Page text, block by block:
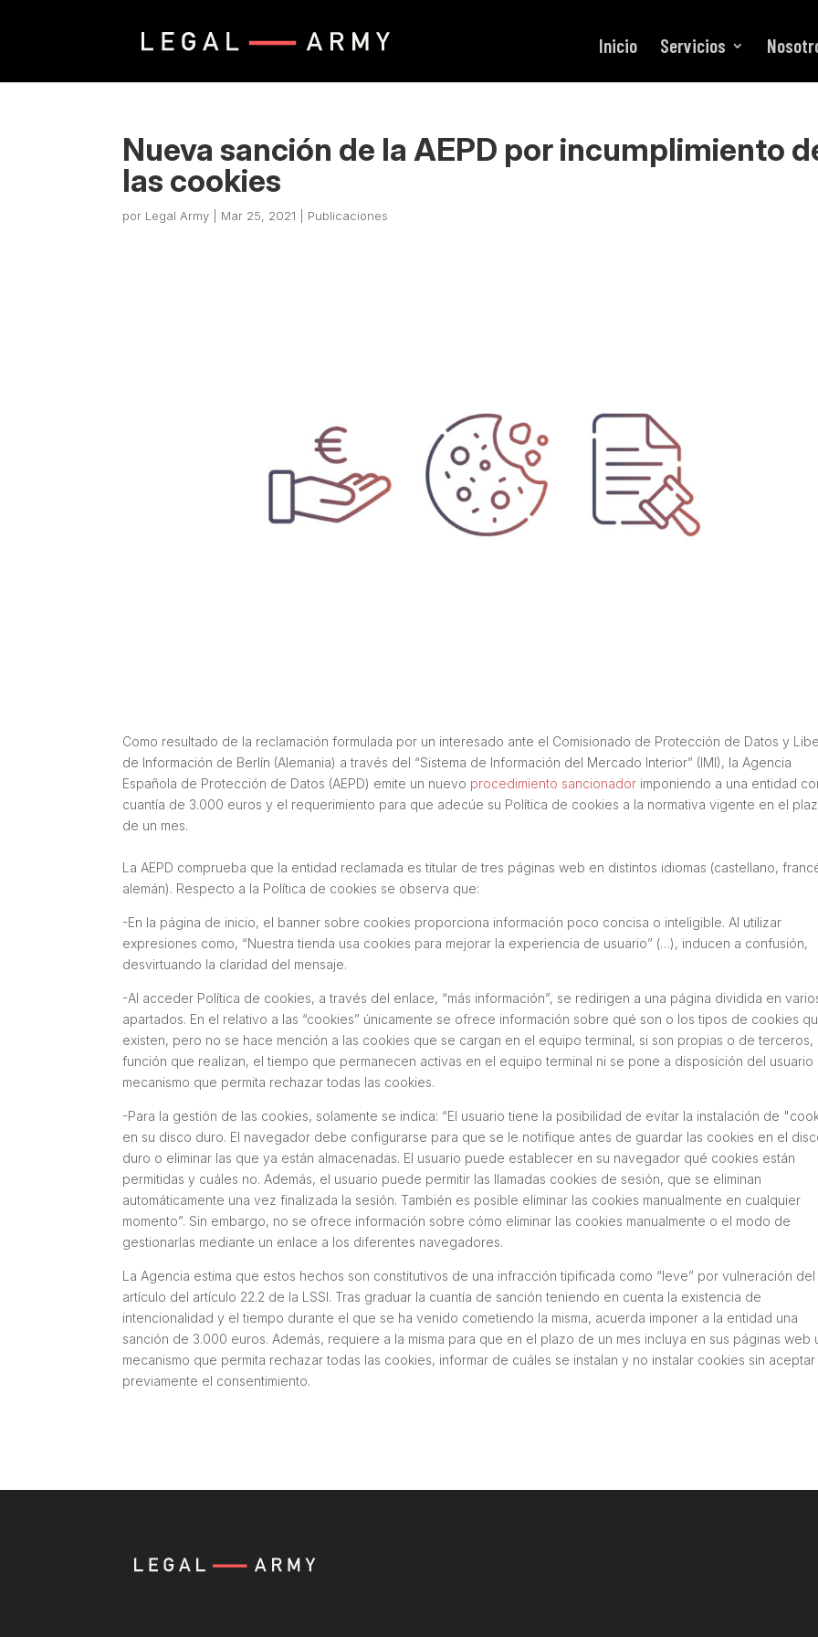
Inicio Servicios
Nueva sanción de la AEPD por incumplimiento
las cookies
por Legal Army Mar 25, 2021 Publicaciones
Como resultado de la reclamación formulada por un interesado ante el Comisionado de Protección de Datos y
de Información de Berlín (Alemania) a través del “Sistema de Información del Mercado Interior” (IMI), la Agencia
Española de Protección de Datos (AEPD) emite un nuevo procedimiento sancionador imponiendo a una entidad
cuantía de 3.000 euros y el requerimiento para que adecúe su Política de cookies a la normativa vigente en el
de un mes.
La AEPD comprueba que la entidad reclamada es titular de tres páginas web en distintos idiomas (castellano,
alemán). Respecto a la Política de cookies se observa que:
-En la página de inicio, el banner sobre cookies proporciona información poco concisa o inteligible. Al utilizar
expresiones como, “Nuestra tienda usa cookies para mejorar la experiencia de usuario” (…), inducen a confusión,
desvirtuando la claridad del mensaje.
-Al acceder Política de cookies, a través del enlace, “más información”, se redirigen a una página dividida en
apartados. En el relativo a las “cookies” únicamente se ofrece información sobre qué son o los tipos de cookies
existen, pero no se hace mención a las cookies que se cargan en el equipo terminal, si son propias o de terceros,
función que realizan, el tiempo que permanecen activas en el equipo terminal ni se pone a disposición del usuario
mecanismo que permita rechazar todas las cookies.
-Para la gestión de las cookies, solamente se indica: “El usuario tiene la posibilidad de evitar la instalación de
en su disco duro. El navegador debe configurarse para que se le notifique antes de guardar las cookies en el
duro o eliminar las que ya están almacenadas. El usuario puede establecer en su navegador qué cookies están
permitidas y cuáles no. Además, el usuario puede permitir las llamadas cookies de sesión, que se eliminan
automáticamente una vez finalizada la sesión. También es posible eliminar las cookies manualmente en cualquier
momento”. Sin embargo, no se ofrece información sobre cómo eliminar las cookies manualmente o el modo de
gestionarlas mediante un enlace a los diferentes navegadores.
La Agencia estima que estos hechos son constitutivos de una infracción tipificada como “leve” por vulneración del
artículo del artículo 22.2 de la LSSI. Tras graduar la cuantía de sanción teniendo en cuenta la existencia de
intencionalidad y el tiempo durante el que se ha venido cometiendo la misma, acuerda imponer a la entidad una
sanción de 3.000 euros. Además, requiere a la misma para que en el plazo de un mes incluya en sus páginas web
mecanismo que permita rechazar todas las cookies, informar de cuáles se instalan y no instalar cookies sin aceptar
previamente el consentimiento.